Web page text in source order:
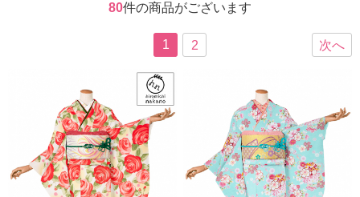
80件の商品がございます
1 2 次へ